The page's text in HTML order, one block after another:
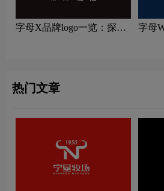
字母X品牌logo一览：探索
字母
热门文章